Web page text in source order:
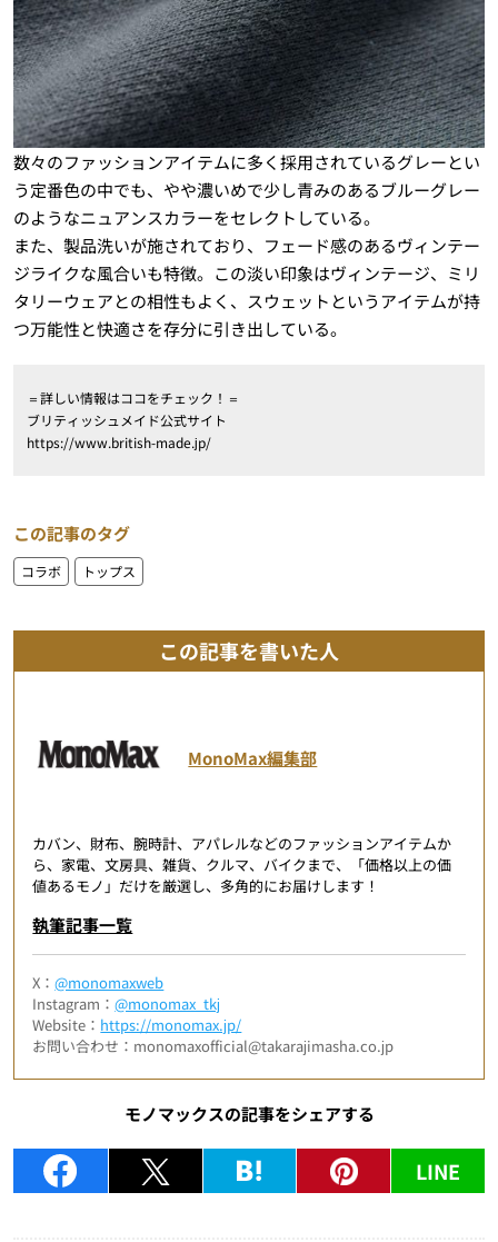
数々のファッションアイテムに多く採用されているグレーとい
う定番色の中でも、やや濃いめで少し青みのあるブルーグレー
のようなニュアンスカラーをセレクトしている。
また、製品洗いが施されており、フェード感のあるヴィンテー
ジライクな風合いも特徴。この淡い印象はヴィンテージ、ミリ
タリーウェアとの相性もよく、スウェットというアイテムが持
つ万能性と快適さを存分に引き出している。
＝詳しい情報はココをチェック！＝
ブリティッシュメイド公式サイト
https://www.british-made.jp/
この記事のタグ
コラボ トップス
この記事を書いた人
MonoMax編集部
カバン、財布、腕時計、アパレルなどのファッションアイテムか
ら、家電、文房具、雑貨、クルマ、バイクまで、「価格以上の価
値あるモノ」だけを厳選し、多角的にお届けします！
執筆記事一覧
X：@monomaxweb
Instagram：@monomax_tkj
Website： https://monomax.jp/
お問い合わせ：monomaxofficial@takarajimasha.co.jp
モノマックスの記事をシェアする
LINE